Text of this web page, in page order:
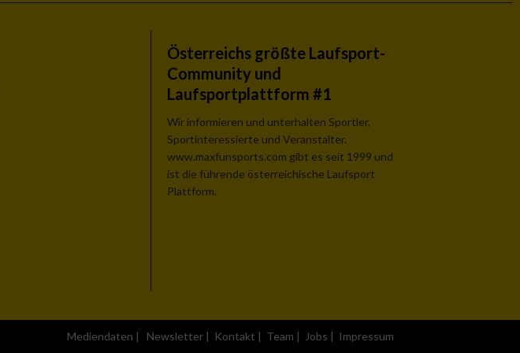
Österreichs größte Laufsport-
Community und
Laufsportplattform #1
Wir informieren und unterhalten Sportler,
Sportinteressierte und Veranstalter.
www.maxfunsports.com gibt es seit 1999 und
ist die führende österreichische Laufsport
Plattform.
Mediendaten | Newsletter | Kontakt | Team | Jobs | Impressum